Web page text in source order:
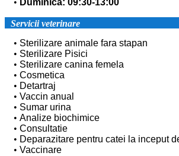
Duminica: 09:30-13:00
Servicii veterinare
Sterilizare animale fara stapan
Sterilizare Pisici
Sterilizare canina femela
Cosmetica
Detartraj
Vaccin anual
Sumar urina
Analize biochimice
Consultatie
Deparazitare pentru catei la inceput
Vaccinare